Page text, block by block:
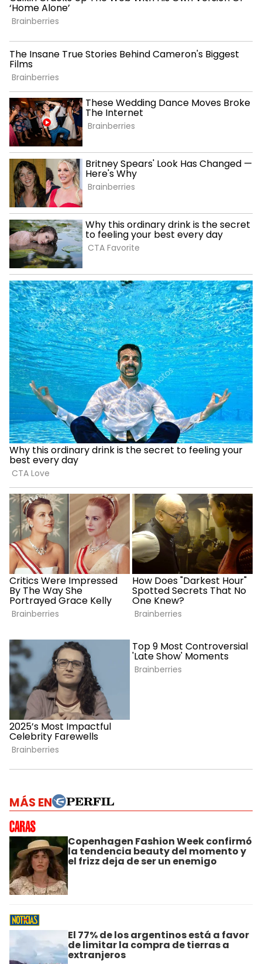
MÁS EN
Copenhagen Fashion Week confirmó
la tendencia beauty del momento y
el frizz deja de ser un enemigo
El 77% de los argentinos está a favor
de limitar la compra de tierras a
extranjeros